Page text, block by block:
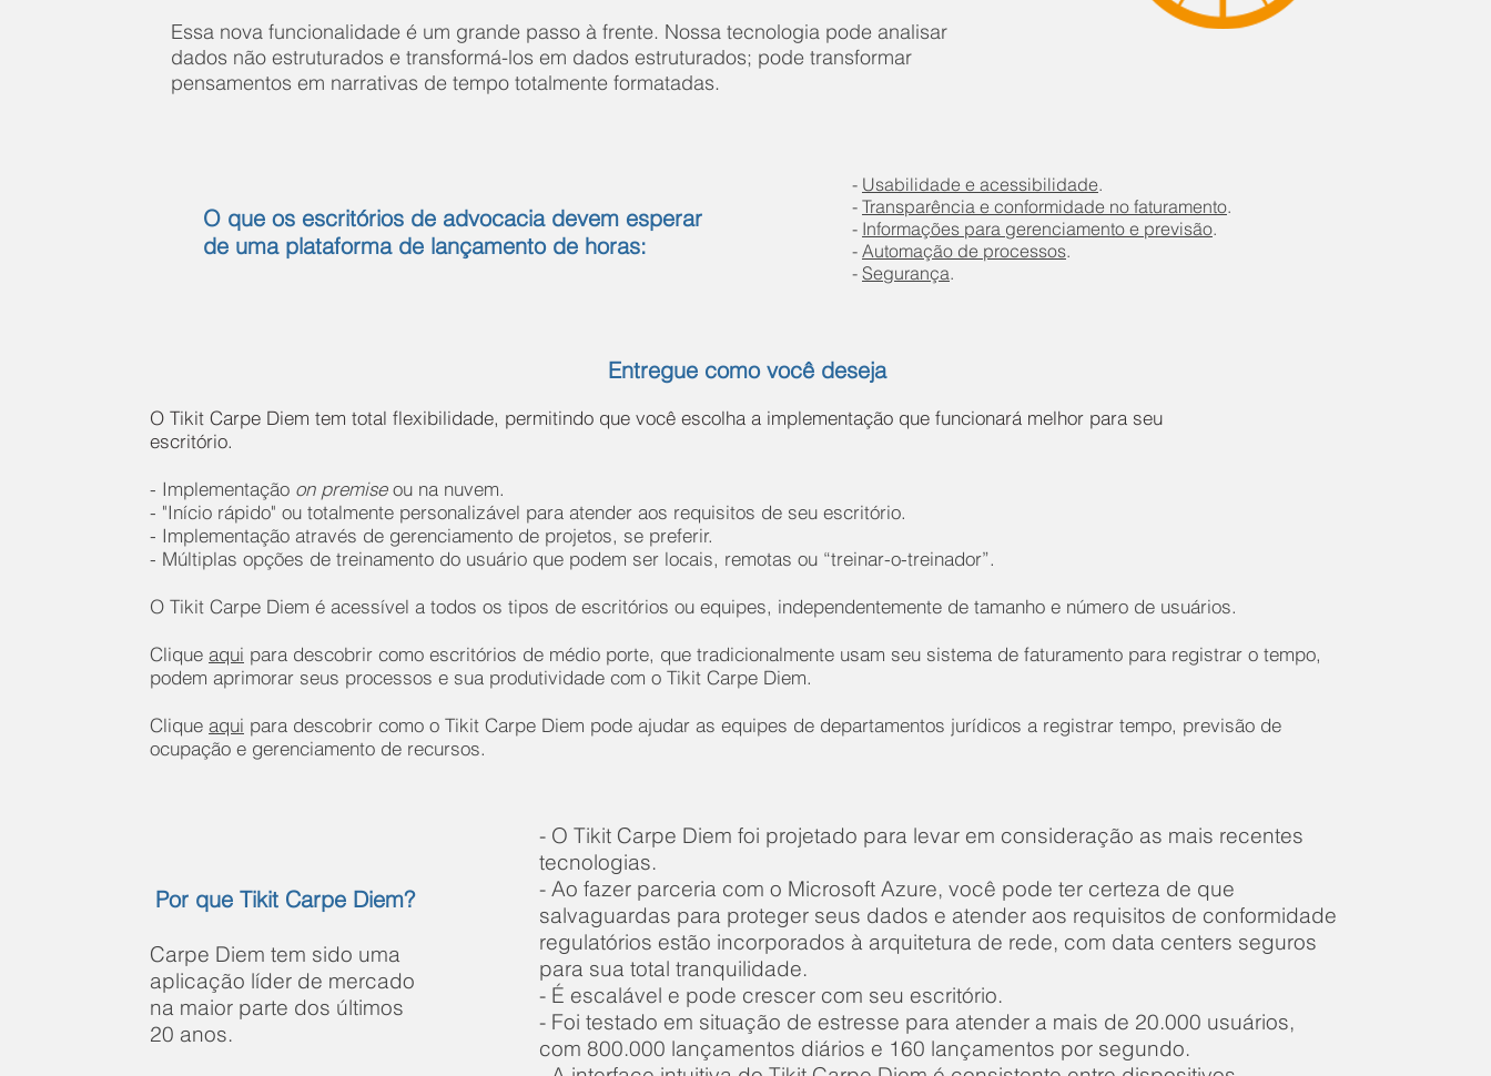
Essa nova funcionalidade é um grande passo à frente. Nossa tecnologia pode analisar
dados não estruturados e transformá-los em dados estruturados; pode transformar
pensamentos em narrativas de tempo totalmente formatadas.
O que os escritórios de advocacia devem esperar
de uma plataforma de lançamento de horas:
- Usabilidade e acessibilidade.
- Transparência e conformidade no faturamento.
- Informações para gerenciamento e previsão.
- Automação de processos.
- Segurança.
Entregue como você deseja
O Tikit Carpe Diem tem total flexibilidade, permitindo que você escolha a implementação que funcionará melhor para seu
escritório.
- Implementação on premiseou na nuvem.
- "Início rápido" ou totalmente personalizável para atender aos requisitos de seu escritório.
- Implementação através de gerenciamento de projetos, se preferir.
- Múltiplas opções de treinamento do usuário que podem ser locais, remotas ou “treinar-o-treinador”.
O Tikit Carpe Diem é acessível a todos os tipos de escritórios ou equipes, independentemente de tamanho e número de usuários.
Clique aqui para descobrir como escritórios de médio porte, que tradicionalmente usam seu sistema de faturamento para registrar o tempo,
podem aprimorar seus processos e sua produtividade com o Tikit Carpe Diem.
Clique aqui para descobrir como o Tikit Carpe Diem pode ajudar as equipes de departamentos jurídicos a registrar tempo, previsão de
ocupação e gerenciamento de recursos.
Por que Tikit Carpe Diem?
Carpe Diem tem sido uma
aplicação líder de mercado
na maior parte dos últimos
20 anos.
- O Tikit Carpe Diem foi projetado para levar em consideração as mais recentes
tecnologias.
- Ao fazer parceria com o Microsoft Azure, você pode ter certeza de que
salvaguardas para proteger seus dados e atender aos requisitos de conformidade
regulatórios estão incorporados à arquitetura de rede, com data centers seguros
para sua total tranquilidade.
- É escalável e pode crescer com seu escritório.
- Foi testado em situação de estresse para atender a mais de 20.000 usuários,
com 800.000 lançamentos diários e 160 lançamentos por segundo.